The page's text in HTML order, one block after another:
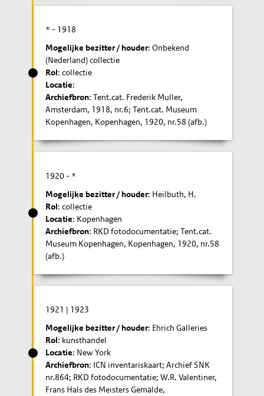
* - 1918
Mogelijke bezitter / houder: Onbekend
(Nederland) collectie
Rol: collectie
Locatie:
Archiefbron: Tent.cat. Frederik Muller,
Amsterdam, 1918, nr.6; Tent.cat. Museum
Kopenhagen, Kopenhagen, 1920, nr.58 (afb.)
1920 - *
Mogelijke bezitter / houder: Heilbuth, H.
Rol: collectie
Locatie: Kopenhagen
Archiefbron: RKD fotodocumentatie; Tent.cat.
Museum Kopenhagen, Kopenhagen, 1920, nr.58
(afb.)
1921 | 1923
Mogelijke bezitter / houder: Ehrich Galleries
Rol: kunsthandel
Locatie: New York
Archiefbron: ICN inventariskaart; Archief SNK
nr.864; RKD fotodocumentatie; W.R. Valentiner,
Frans Hals des Meisters Gemälde,